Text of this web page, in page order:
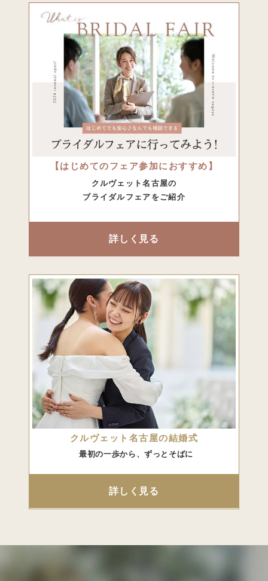
【はじめてのフェア参加におすすめ】
クルヴェット名古屋の
ブライダルフェアをご紹介
詳しく見る
クルヴェット名古屋の結婚式
最初の一歩から、ずっとそばに
詳しく見る